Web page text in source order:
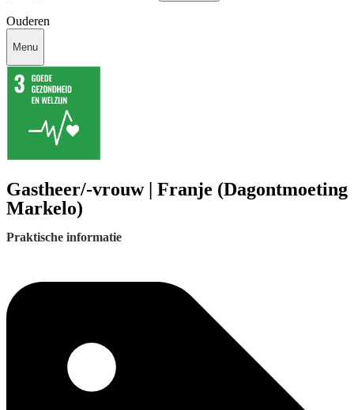
Ouderen
Menu
Gastheer/-vrouw | Franje (Dagontmoeting
Markelo)
Praktische informatie